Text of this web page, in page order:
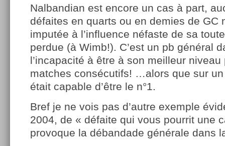
Nalbandian est encore un cas à part,
défaites en quarts ou en demies de GC
imputée à l’influence néfaste de sa
perdue (à Wimb!). C’est un pb général
l’incapacité à être à son meilleur niveau
matches consécutifs! …alors que sur
était capable d’être le n°1.
Bref je ne vois pas d’autre exemple
2004, de « défaite qui vous pourrit une
provoque la débandade générale dans